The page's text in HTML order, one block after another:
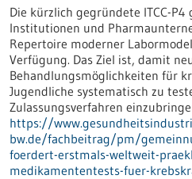
Die kürzlich gegründete ITCC-
Institutionen und
Repertoire moderner
Verfügung. Das Ziel ist, damit
Behandlungsmöglichkeiten für
Jugendliche systematisch zu
Zulassungsverfahren
https://
bw.de/fachbeitrag/pm/
foerdert-erstmals-weltweit-
medikamententests-fuer-